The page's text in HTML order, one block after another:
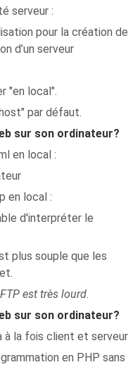
serveur :
pour la création de
d’un serveur
"en local".
par défaut.
sur son ordinateur?
en local :
en local :
d'interpréter le
plus souple que les
est très lourd.
sur son ordinateur?
à la fois client et serveur
en PHP sans